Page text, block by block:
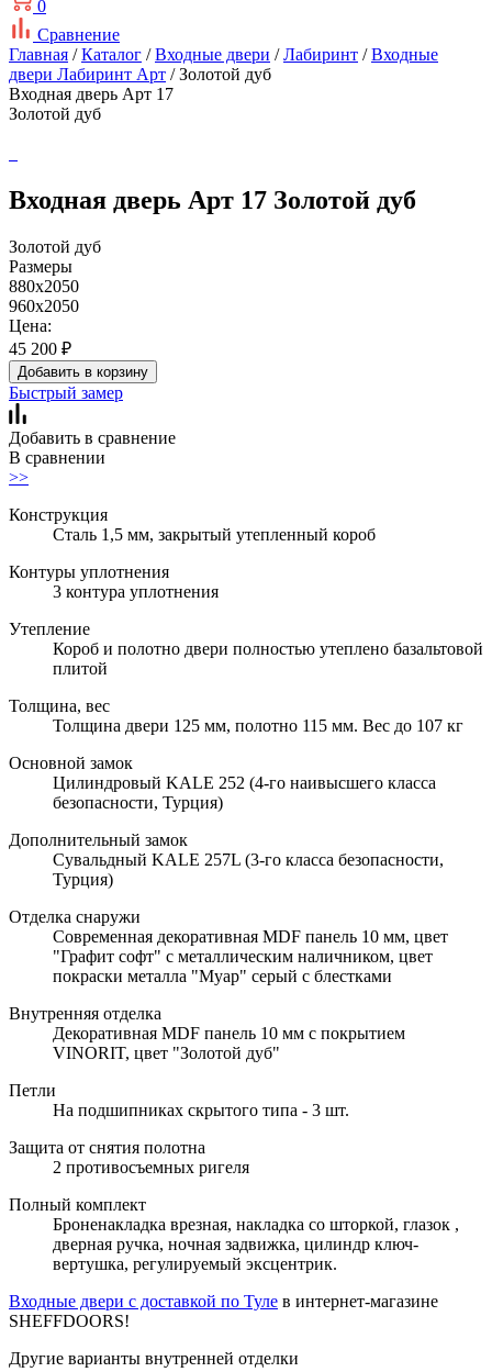
0
Сравнение
Главная /Каталог /Входные двери /Лабиринт /Входные
двери Лабиринт Арт / Золотой дуб
Входная дверь Арт 17
Золотой дуб
Входная дверь Арт 17 Золотой дуб
Золотой дуб
Размеры
880x2050
960x2050
Цена:
45 200 ₽
Добавить в корзину
Быстрый замер
Добавить в сравнение
В сравнении
>>
Конструкция
Сталь 1,5 мм, закрытый утепленный короб
Контуры уплотнения
3 контура уплотнения
Утепление
Короб и полотно двери полностью утеплено базальтовой
плитой
Толщина, вес
Толщина двери 125 мм, полотно 115 мм. Вес до 107 кг
Основной замок
Цилиндровый KALE 252 (4-го наивысшего класса
безопасности, Турция)
Дополнительный замок
Сувальдный KALE 257L (3-го класса безопасности,
Турция)
Отделка снаружи
Современная декоративная MDF панель 10 мм, цвет
"Графит софт" с металлическим наличником, цвет
покраски металла "Муар" серый с блестками
Внутренняя отделка
Декоративная MDF панель 10 мм с покрытием
VINORIT, цвет "Золотой дуб"
Петли
На подшипниках скрытого типа - 3 шт.
Защита от снятия полотна
2 противосъемных ригеля
Полный комплект
Броненакладка врезная, накладка со шторкой, глазок ,
дверная ручка, ночная задвижка, цилиндр ключ-
вертушка, регулируемый эксцентрик.
Входные двери с доставкой по Туле в интернет-магазине
SHEFFDOORS!
Другие варианты внутренней отделки